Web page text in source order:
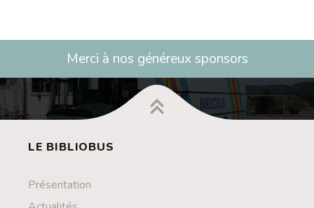
Merci à nos généreux sponsors
LE BIBLIOBUS
Présentation